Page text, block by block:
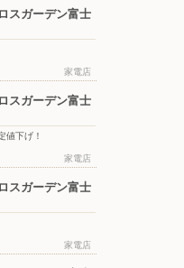
スガーデン富士
家電店
スガーデン富士
値下げ！
家電店
スガーデン富士
家電店